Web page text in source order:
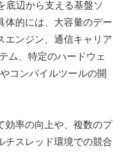
底辺から支える基盤ソ
体的には、大容量のデー
エンジン、通信キャリア
ム、特定のハードウェ
コンパイルツールの開
効率の向上や、複数のプ
チスレッド環境での競合